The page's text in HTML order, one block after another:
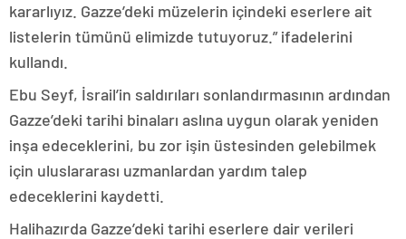
kararlıyız. Gazze’deki müzelerin içindeki eserlere ait
listelerin tümünü elimizde tutuyoruz.” ifadelerini
kullandı.
Ebu Seyf, İsrail’in saldırıları sonlandırmasının ardından
Gazze’deki tarihi binaları aslına uygun olarak yeniden
inşa edeceklerini, bu zor işin üstesinden gelebilmek
için uluslararası uzmanlardan yardım talep
edeceklerini kaydetti.
Halihazırda Gazze’deki tarihi eserlere dair verileri